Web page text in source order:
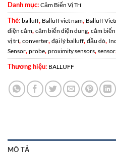
Danh mục: Cảm Biến Vị Trí
Thẻ: balluff, Balluff viet nam, Balluff
điện cảm, cảm biến điện dung, cảm
vị trí, converter, đại lý balluff, đầu dò,
Sensor, probe, proximity sensors, sensor
Thương hiệu: BALLUFF
MÔ TẢ